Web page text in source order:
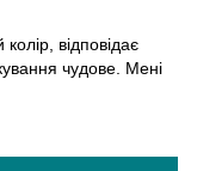
відповідає
чудове. Мені